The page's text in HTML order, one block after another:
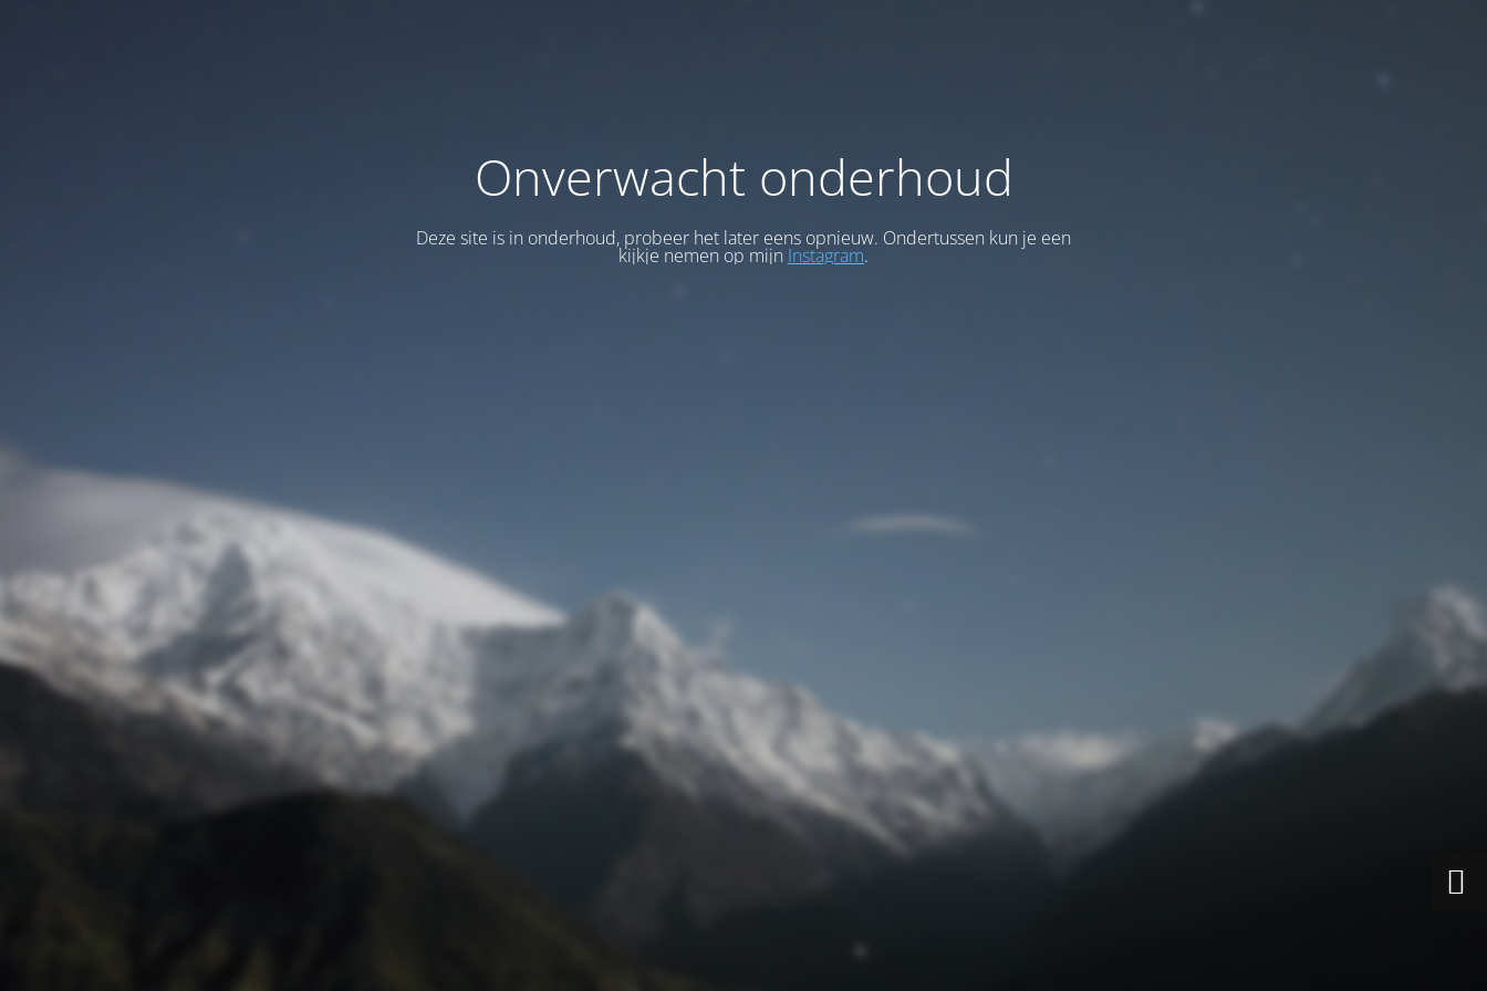
Onverwacht onderhoud
Deze site is in onderhoud, probeer het later eens opnieuw. Ondertussen kun je een
kijkje nemen op mijn Instagram.